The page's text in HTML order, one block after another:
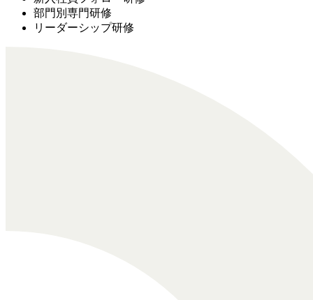
部門別専門研修
リーダーシップ研修